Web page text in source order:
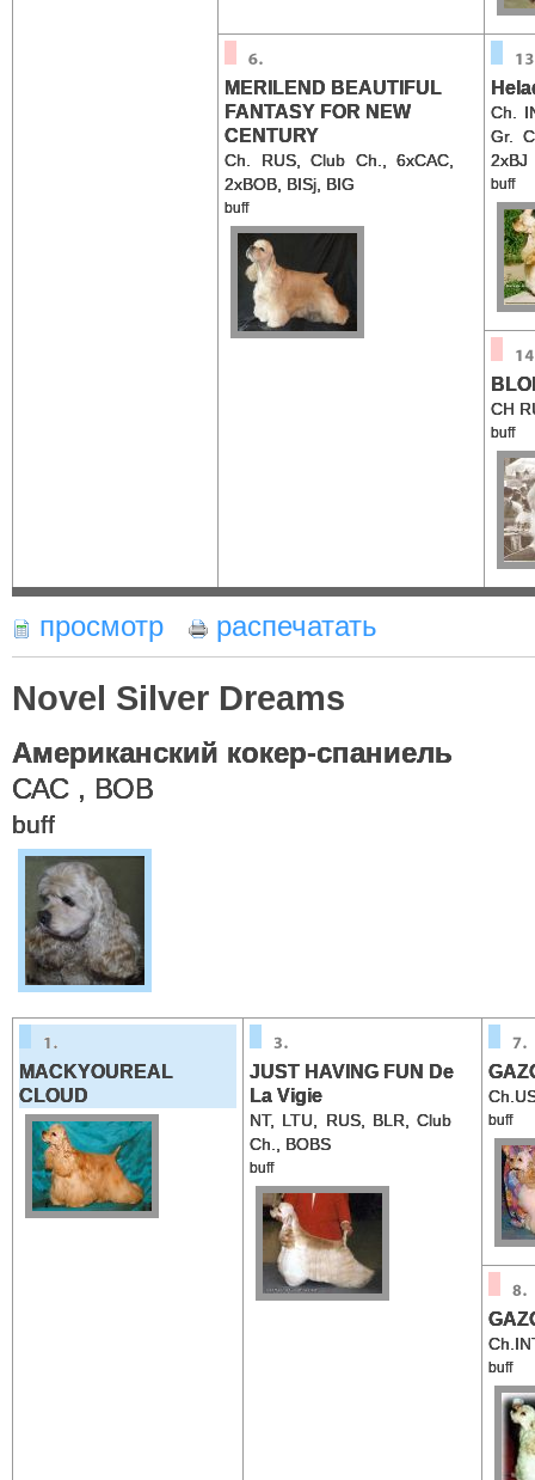
MERILEND BEAUTIFUL
FANTASY FOR NEW
CENTURY
Ch. RUS, Club Ch., 6xCAC,
2xBOB, BISj, BIG
buff
Ch.
Gr.
2xBJ
buff
CH
buff
просмотр распечатать
Novel Silver Dreams
Американский кокер-спаниель
САС , ВОВ
buff
MACKYOUREAL
CLOUD
JUST HAVING FUN De
La Vigie
NT, LTU, RUS, BLR, Club
Ch., BOBS
buff
buff
buff